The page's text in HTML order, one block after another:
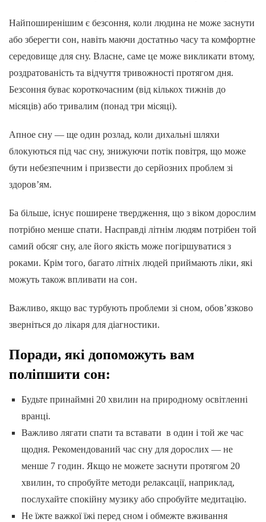
Найпоширенішим є безсоння, коли людина не може заснути
або зберегти сон, навіть маючи достатньо часу та комфортне
середовище для сну. Власне, саме це може викликати втому,
роздратованість та відчуття тривожності протягом дня.
Безсоння буває короткочасним (від кількох тижнів до
місяців) або тривалим (понад три місяці).
Апное сну — ще один розлад, коли дихальні шляхи
блокуються під час сну, знижуючи потік повітря, що може
бути небезпечним і призвести до серйозних проблем зі
здоров’ям.
Ба більше, існує поширене твердження, що з віком дорослим
потрібно менше спати. Насправді літнім людям потрібен той
самий обсяг сну, але його якість може погіршуватися з
роками. Крім того, багато літніх людей приймають ліки, які
можуть також впливати на сон.
Важливо, якщо вас турбують проблеми зі сном, обов’язково
зверніться до лікаря для діагностики.
Поради, які допоможуть вам
поліпшити сон:
Будьте принаймні 20 хвилин на природному освітленні
вранці.
Важливо лягати спати та вставати в один і той же час
щодня. Рекомендований час сну для дорослих — не
менше 7 годин. Якщо не можете заснути протягом 20
хвилин, то спробуйте методи релаксації, наприклад,
послухайте спокійну музику або спробуйте медитацію.
Не їжте важкої їжі перед сном і обмежте вживання